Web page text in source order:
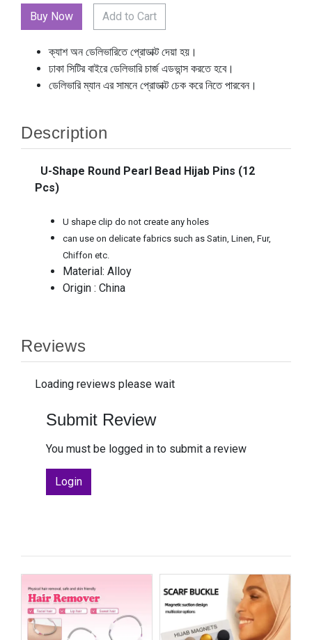
Add to Cart
ক্যাশ অন ডেলিভারিতে প্রোডাক্ট দেয়া হয়।
ঢাকা সিটির বাইরে ডেলিভারি চার্জ এডভান্স করতে হবে।
ডেলিভারি ম্যান এর সামনে প্রোডাক্ট চেক করে নিতে পারবেন।
Description
U-Shape Round Pearl Bead Hijab Pins (12
Pcs)
U shape clip do not create any holes
can use on delicate fabrics such as Satin, Linen, Fur,
Chiffon etc.
Material: Alloy
Origin : China
Reviews
Loading reviews please wait
Submit Review
You must be logged in to submit a review
Login